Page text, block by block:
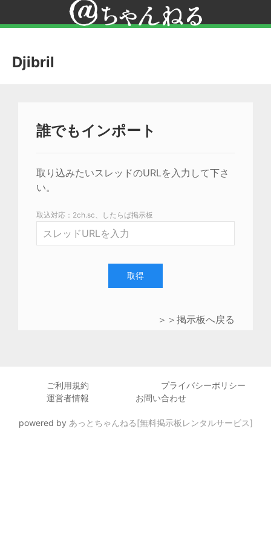
Djibril
誰でもインポート
取り込みたいスレッドのURLを入力して下さ
い。
取込対応：2ch.sc、したらば掲示板
取得
＞＞掲示板へ戻る
ご利用規約
プライバシーポリシー
運営者情報
お問い合わせ
powered by あっとちゃんねる[無料掲示板レンタルサービス]